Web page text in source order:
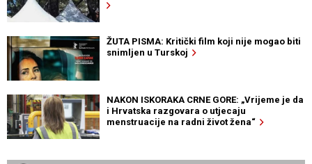
ŽUTA PISMA: Kritički film koji nije mogao biti
snimljen u Turskoj
NAKON ISKORAKA CRNE GORE: „Vrijeme je da
i Hrvatska razgovara o utjecaju
menstruacije na radni život žena“